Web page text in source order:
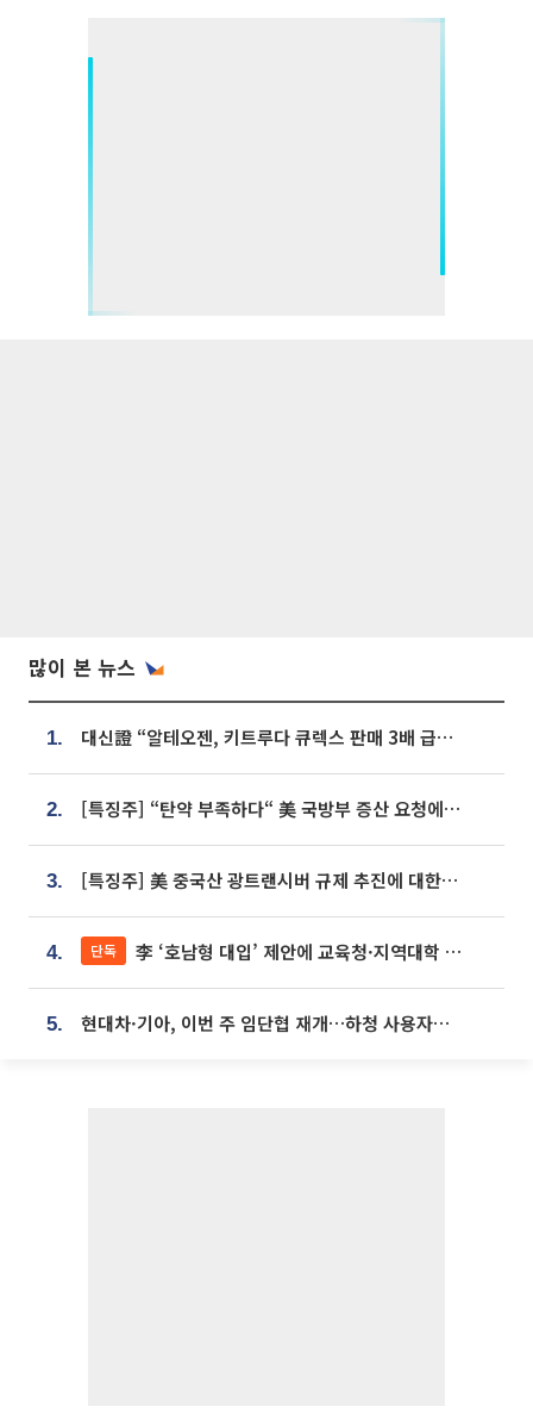
많이 본 뉴스
1. 대신證 “알테오젠, 키트루다 큐렉스 판매 3배 급증…목표가 41만원 상향”
2. [특징주] “탄약 부족하다“ 美 국방부 증산 요청에⋯국내 방산주 급등세
3. [특징주] 美 중국산 광트랜시버 규제 추진에 대한광통신 등 광통신株 강세
4. 단독 李 ‘호남형 대입’ 제안에 교육청·지역대학 서·논술형 입시 연계 '착수'
5. 현대차·기아, 이번 주 임단협 재개…하청 사용자성 재심도 ‘변수’